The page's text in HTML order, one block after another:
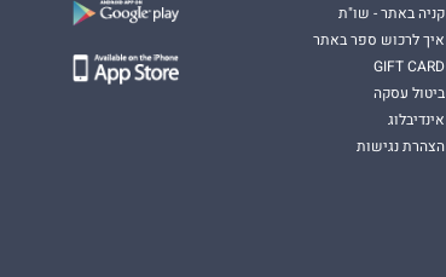
קניה באתר - שו"ת
איך לרכוש ספר באתר
GIFT CARD
ביטול עסקה
אינדיבלוג
הצהרת נגישות